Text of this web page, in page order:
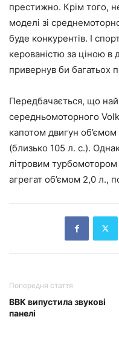
престижно. Крім того,
моделі зі
буде конкурентів. І
керованістю за ціною
привернув би багатьох
Передбачається, що
середньомоторного
капотом двигун
(близько 105 л. с.).
літровим
агрегат об’ємом 2,0 л.,
Попередня стаття
BBK випустила звукові
панелі